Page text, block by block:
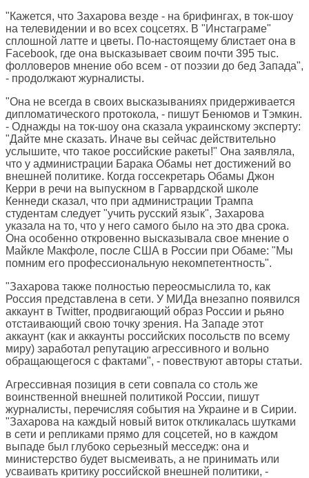
"Кажется, что Захарова везде - на брифингах, в ток-шоу
на телевидении и во всех соцсетях. В "Инстаграме"
сплошной латте и цветы. По-настоящему блистает она в
Facebook, где она высказывает своим почти 395 тыс.
фолловеров мнение обо всем - от поэзии до бед Запада",
- продолжают журналисты.
"Она не всегда в своих высказываниях придерживается
дипломатического протокола, - пишут Бенюмов и Тэмкин.
- Однажды на ток-шоу она сказала украинскому эксперту:
"Дайте мне сказать. Иначе вы сейчас действительно
услышите, что такое российские ракеты!" Она заявляла,
что у администрации Барака Обамы нет достижений во
внешней политике. Когда госсекретарь Обамы Джон
Керри в речи на выпускном в Гарвардской школе
Кеннеди сказал, что при администрации Трампа
студентам следует "учить русский язык", Захарова
указала на то, что у него самого было на это два срока.
Она особенно откровенно высказывала свое мнение о
Майкле Макфоле, после США в России при Обаме: "Мы
помним его профессиональную некомпетентность".
"Захарова также полностью переосмыслила то, как
Россия представлена в сети. У МИДа внезапно появился
аккаунт в Twitter, продвигающий образ России и рьяно
отстаивающий свою точку зрения. На Западе этот
аккаунт (как и аккаунты российских посольств по всему
миру) заработал репутацию агрессивного и вольно
обращающегося с фактами", - повествуют авторы статьи.
Агрессивная позиция в сети совпала со столь же
воинственной внешней политикой России, пишут
журналисты, перечисляя события на Украине и в Сирии.
"Захарова на каждый новый виток откликалась шутками
в сети и репликами прямо для соцсетей, но в каждом
выпаде был глубоко серьезный месседж: она и
министерство будет высмеивать, а не принимать или
усваивать критику российской внешней политики, -